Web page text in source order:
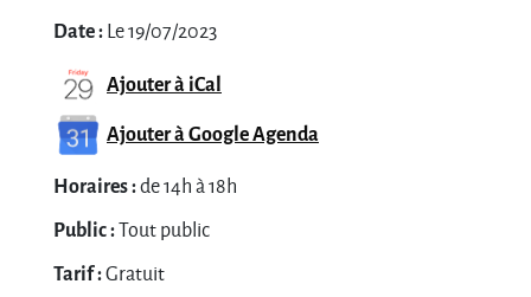
Date : Le 19/07/2023
Ajouter à iCal
Ajouter à Google Agenda
Horaires :de 14h à 18h
Public :Tout public
Tarif :Gratuit